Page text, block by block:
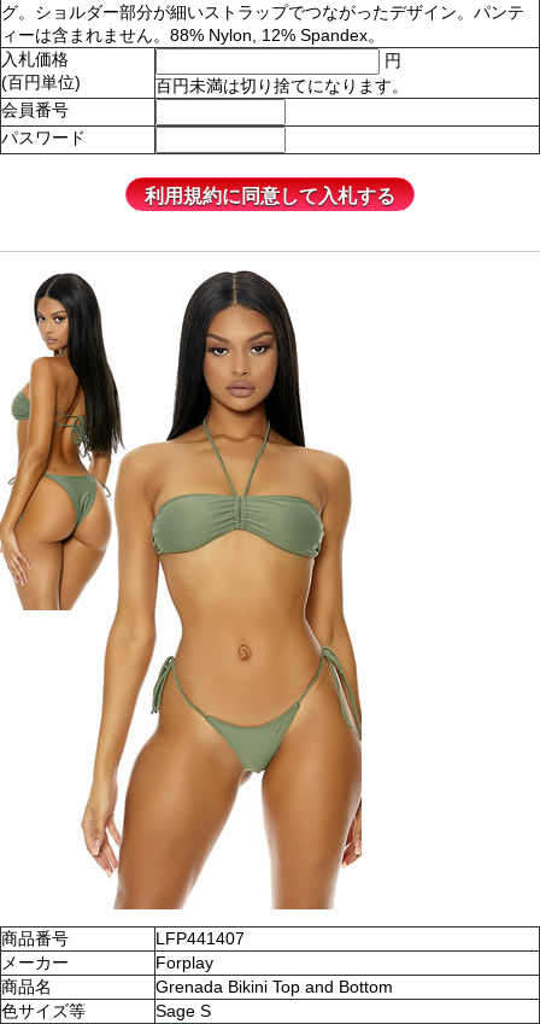
グ。ショルダー部分が細いストラップでつながったデザイン。パンテ
ィーは含まれません。88% Nylon, 12% Spandex。
入札価格
(百円単位)
円
百円未満は切り捨てになります。
会員番号
パスワード
商品番号
LFP441407
メーカー
Forplay
商品名
Grenada Bikini Top and Bottom
色サイズ等
Sage S